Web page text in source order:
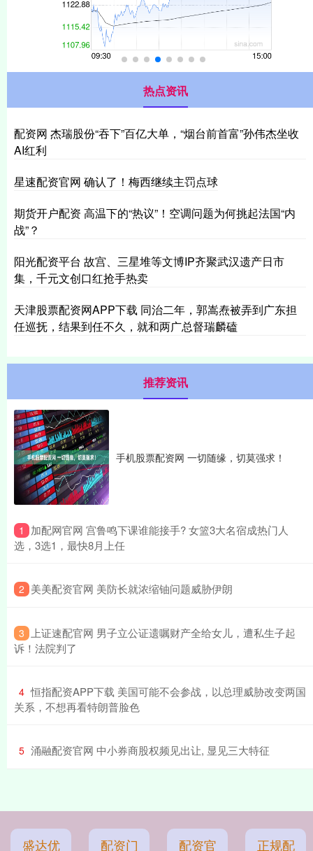
热点资讯
配资网 杰瑞股份“吞下”百亿大单，“烟台前首富”孙伟杰坐收
AI红利
星速配资官网 确认了！梅西继续主罚点球
期货开户配资 高温下的“热议”！空调问题为何挑起法国“内
战”？
阳光配资平台 故宫、三星堆等文博IP齐聚武汉遗产日市
集，千元文创口红抢手热卖
天津股票配资网APP下载 同治二年，郭嵩焘被弄到广东担
任巡抚，结果到任不久，就和两广总督瑞麟磕
推荐资讯
手机股票配资网 一切随缘，切莫强求！
1
​加配网官网 宫鲁鸣下课谁能接手? 女篮3大名宿成热门人
选，3选1，最快8月上任
2 ​美美配资官网 美防长就浓缩铀问题威胁伊朗
3
​上证速配官网 男子立公证遗嘱财产全给女儿，遭私生子起
诉！法院判了
4 ​恒指配资APP下载 美国可能不会参战，以总理威胁改变两国
关系，不想再看特朗普脸色
5 ​涌融配资官网 中小券商股权频见出让, 显见三大特征
盛达优 配资门 配资官 正规配